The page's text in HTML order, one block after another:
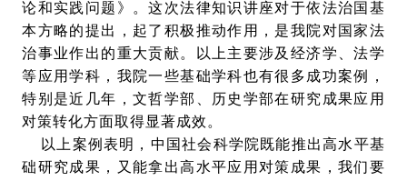
论和实践问题》。这次法律知识讲座对于依法治国基
本方略的提出，起了积极推动作用，是我院对国家法
治事业作出的重大贡献。以上主要涉及经济学、法学
等应用学科，我院一些基础学科也有很多成功案例，
特别是近几年，文哲学部、历史学部在研究成果应用
对策转化方面取得显著成效。
以上案例表明，中国社会科学院既能推出高水平基
础研究成果，又能拿出高水平应用对策成果，我们要